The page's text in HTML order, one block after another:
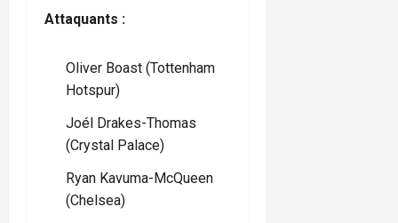
Attaquants :
Oliver Boast (Tottenham
Hotspur)
Joél Drakes-Thomas
(Crystal Palace)
Ryan Kavuma-McQueen
(Chelsea)